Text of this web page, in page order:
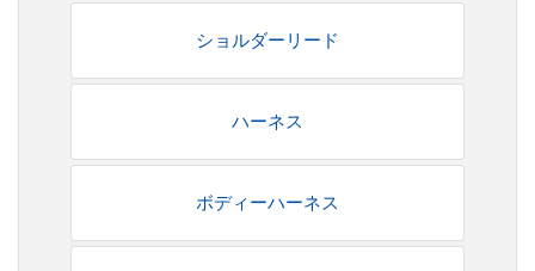
ショルダーリード
ハーネス
ボディーハーネス